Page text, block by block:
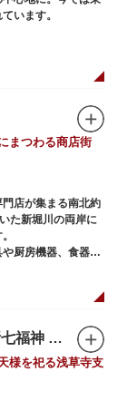
います。
の大提灯と風神雷
像が並ぶ山門「宝
には、邪気を払うご
尊の聖観世音菩薩
国指定重要文化財
向堂（ようごうど
い。
かに浮かび上がり
、シャッターに描
ットやデートスポ
巡れるので、足を
まつわる商店街
店が集まる南北約
た新堀川の両岸に
厨房機器、食器、
集まる個性的な専
どのお店が小売に
すすめです。食品サ
橋道具まつり」で
年ごとに異なる
待乳山聖天（浅草名所七福神 毘沙門天）
様を祀る浅草寺支